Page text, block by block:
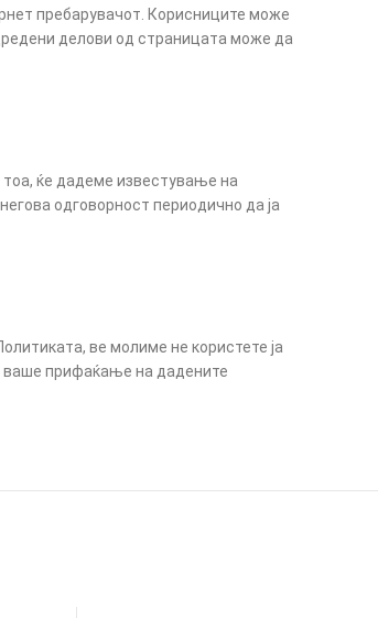
пребарувачот. Корисниците може
делови од страницата може да
тоа, ќе дадеме известување на
одговорност периодично да ја
ве молиме не користете ја
ваше прифаќање на дадените